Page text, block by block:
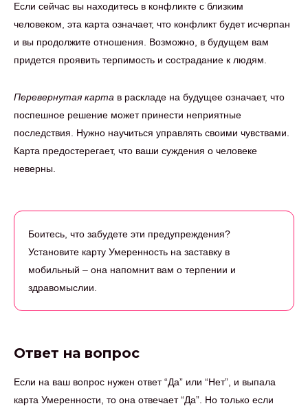
Если сейчас вы находитесь в конфликте с близким
человеком, эта карта означает, что конфликт будет исчерпан
и вы продолжите отношения. Возможно, в будущем вам
придется проявить терпимость и сострадание к людям.
Перевернутая карта в раскладе на будущее означает, что
поспешное решение может принести неприятные
последствия. Нужно научиться управлять своими чувствами.
Карта предостерегает, что ваши суждения о человеке
неверны.
Боитесь, что забудете эти предупреждения?
Установите карту Умеренность на заставку в
мобильный – она напомнит вам о терпении и
здравомыслии.
Ответ на вопрос
Если на ваш вопрос нужен ответ “Да” или “Нет”, и выпала
карта Умеренности, то она отвечает “Да”. Но только если